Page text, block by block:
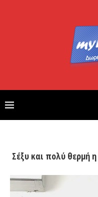
Σέξυ και πολύ θερμή